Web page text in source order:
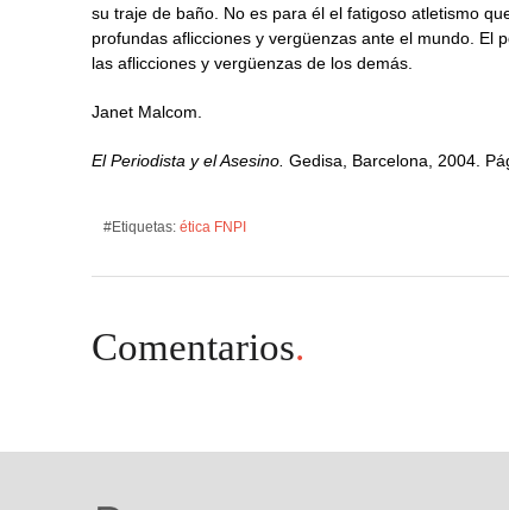
su traje de baño. No es para él el fatigoso atletismo
profundas aflicciones y vergüenzas ante el mundo. El
las aflicciones y vergüenzas de los demás.
Janet Malcom.
El Periodista y el Asesino. Gedisa, Barcelona, 2004.
#Etiquetas:ética FNPI
Comentarios.